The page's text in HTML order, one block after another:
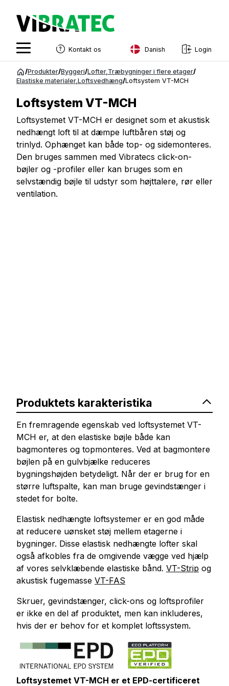
Spring
Kontakt os Danish
English
Swedish
French
Estonian
Finnish
Danish
Login
/Produkter/Byggeri/Lofter, Træbygninger i flere etager/
Elastiske materialer, Loftsvedhæng/Loftsystem VT-MCH
Loftsystem VT-MCH
Loftsystemet VT-MCH er designet som et akustisk
nedhængt loft til at dæmpe luftbåren støj og
trinlyd. Ophænget kan både top- og sidemonteres.
Den bruges sammen med Vibratecs click-on-
bøjler og -profiler eller kan bruges som en
selvstændig bøjle til udstyr som højttalere, rør eller
ventilation.
Produktets karakteristika
En fremragende egenskab ved loftsystemet VT-
MCH er, at den elastiske bøjle både kan
bagmonteres og topmonteres. Ved at bagmontere
bøjlen på en gulvbjælke reduceres
bygningshøjden betydeligt. Når der er brug for en
større luftspalte, kan man bruge gevindstænger i
stedet for bolte.
Elastisk nedhængte loftsystemer er en god måde
at reducere uønsket støj mellem etagerne i
bygninger. Disse elastisk nedhængte lofter skal
også afkobles fra de omgivende vægge ved hjælp
af vores selvklæbende elastiske bånd. VT-Strip og
akustisk fugemasse VT-FAS
Skruer, gevindstænger, click-ons og loftsprofiler
er ikke en del af produktet, men kan inkluderes,
hvis der er behov for et komplet loftssystem.
Loftsystemet VT-MCH er et EPD-certificeret